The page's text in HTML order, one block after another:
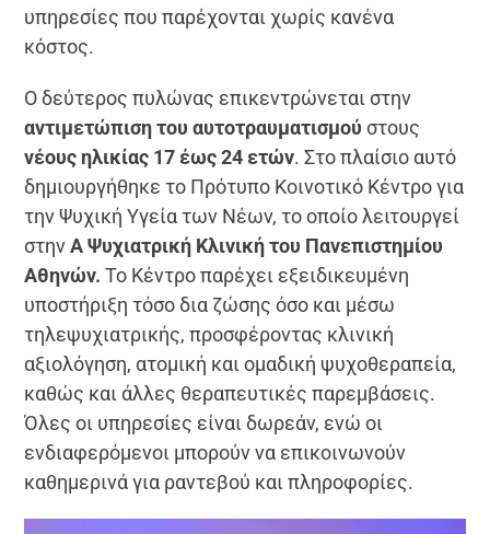
υπηρεσίες που παρέχονται χωρίς κανένα
κόστος.
Ο δεύτερος πυλώνας επικεντρώνεται στην
αντιμετώπιση του αυτοτραυματισμού στους
νέους ηλικίας 17 έως 24 ετών. Στο πλαίσιο αυτό
δημιουργήθηκε το Πρότυπο Κοινοτικό Κέντρο για
την Ψυχική Υγεία των Νέων, το οποίο λειτουργεί
στηνΑ Ψυχιατρική Κλινική του Πανεπιστημίου
Αθηνών. Το Κέντρο παρέχει εξειδικευμένη
υποστήριξη τόσο δια ζώσης όσο και μέσω
τηλεψυχιατρικής, προσφέροντας κλινική
αξιολόγηση, ατομική και ομαδική ψυχοθεραπεία,
καθώς και άλλες θεραπευτικές παρεμβάσεις.
Όλες οι υπηρεσίες είναι δωρεάν, ενώ οι
ενδιαφερόμενοι μπορούν να επικοινωνούν
καθημερινά για ραντεβού και πληροφορίες.